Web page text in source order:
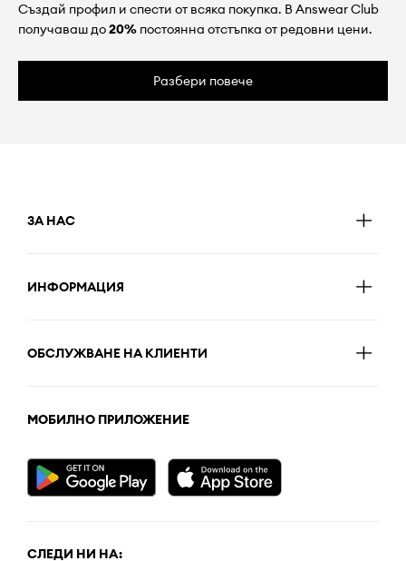
Създай профил и спести от всяка покупка. В Answear Club
получаваш до20% постоянна отстъпка от редовни цени.
Разбери повече
ЗА НАС
ИНФОРМАЦИЯ
ОБСЛУЖВАНЕ НА КЛИЕНТИ
МОБИЛНО ПРИЛОЖЕНИЕ
СЛЕДИ НИ НА: